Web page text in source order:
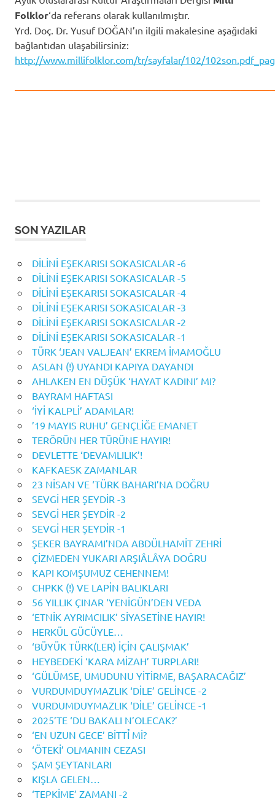
Folklor‘da referans olarak kullanılmıştır.
Yrd. Doç. Dr. Yusuf DOĞAN’ın ilgili makalesine aşağıdaki
bağlantıdan ulaşabilirsiniz:
http://www.millifolklor.com/tr/sayfalar/102/
SON YAZILAR
DİLİNİ EŞEKARISI SOKASICALAR -6
DİLİNİ EŞEKARISI SOKASICALAR -5
DİLİNİ EŞEKARISI SOKASICALAR -4
DİLİNİ EŞEKARISI SOKASICALAR -3
DİLİNİ EŞEKARISI SOKASICALAR -2
DİLİNİ EŞEKARISI SOKASICALAR -1
TÜRK ‘JEAN VALJEAN’ EKREM İMAMOĞLU
ASLAN (!) UYANDI KAPIYA DAYANDI
AHLAKEN EN DÜŞÜK ‘HAYAT KADINI’ MI?
BAYRAM HAFTASI
‘İYİ KALPLİ’ ADAMLAR!
’19 MAYIS RUHU’ GENÇLİĞE EMANET
TERÖRÜN HER TÜRÜNE HAYIR!
DEVLETTE ‘DEVAMLILIK’!
KAFKAESK ZAMANLAR
23 NİSAN VE ‘TÜRK BAHARI’NA DOĞRU
SEVGİ HER ŞEYDİR -3
SEVGİ HER ŞEYDİR -2
SEVGİ HER ŞEYDİR -1
ŞEKER BAYRAMI’NDA ABDÜLHAMİT ZEHRİ
ÇİZMEDEN YUKARI ARŞIÂLÂYA DOĞRU
KAPI KOMŞUMUZ CEHENNEM!
CHPKK (!) VE LAPİN BALIKLARI
56 YILLIK ÇINAR ‘YENİGÜN’DEN VEDA
‘ETNİK AYRIMCILIK’ SİYASETİNE HAYIR!
HERKÜL GÜCÜYLE…
‘BÜYÜK TÜRK(LER) İÇİN ÇALIŞMAK’
HEYBEDEKİ ‘KARA MİZAH’ TURPLARI!
‘GÜLÜMSE, UMUDUNU YİTİRME, BAŞARACAĞIZ’
VURDUMDUYMAZLIK ‘DİLE’ GELİNCE -2
VURDUMDUYMAZLIK ‘DİLE’ GELİNCE -1
2025’TE ‘DU BAKALI N’OLECAK?’
‘EN UZUN GECE’ BİTTỈ Mİ?
‘ÖTEKİ’ OLMANIN CEZASI
ŞAM ŞEYTANLARI
KIŞLA GELEN…
‘TEPKİME’ ZAMANI -2